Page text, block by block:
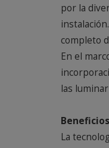
por la
completo
En el
las
La